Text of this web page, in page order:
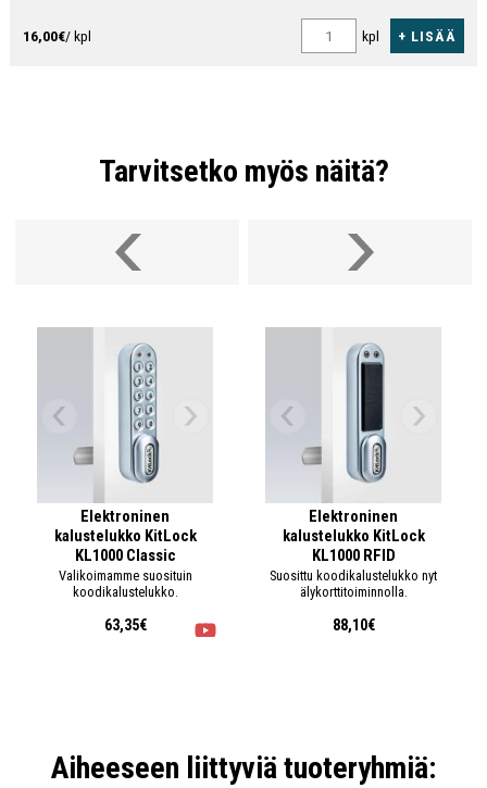
16,00€/ kpl kpl + LISÄÄ
Tarvitsetko myös näitä?
Elektroninen
kalustelukko KitLock
KL1000 Classic
Valikoimamme suosituin
koodikalustelukko.
63,35€
Elektroninen
kalustelukko KitLock
KL1000 RFID
Suosittu koodikalustelukko nyt
älykorttitoiminnolla.
88,10€
Aiheeseen liittyviä tuoteryhmiä: